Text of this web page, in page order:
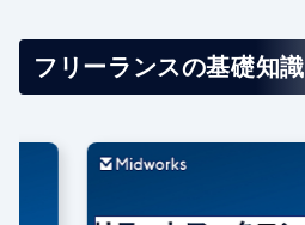
フリーランスの基礎知識